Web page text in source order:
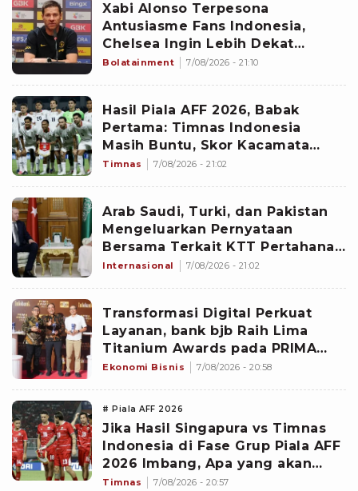
Xabi Alonso Terpesona
Antusiasme Fans Indonesia,
Chelsea Ingin Lebih Dekat
dengan Pendukung The Blues
Bolatainment 7/08/2026 - 21:10
Hasil Piala AFF 2026, Babak
Pertama: Timnas Indonesia
Masih Buntu, Skor Kacamata
Bertahan Hingga Turun Minum
Timnas 7/08/2026 - 21:02
Arab Saudi, Turki, dan Pakistan
Mengeluarkan Pernyataan
Bersama Terkait KTT Pertahanan
Bersama Mekkah
Internasional 7/08/2026 - 21:02
Transformasi Digital Perkuat
Layanan, bank bjb Raih Lima
Titanium Awards pada PRIMA
Awards 2026
Ekonomi Bisnis 7/08/2026 - 20:58
# Piala AFF 2026
Jika Hasil Singapura vs Timnas
Indonesia di Fase Grup Piala AFF
2026 Imbang, Apa yang akan
Terjadi?
Timnas 7/08/2026 - 20:57